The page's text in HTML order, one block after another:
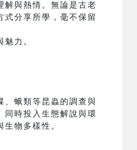
解與熱情。無論是古老
分享所學，毫不保留
力。
、蛾類等昆蟲的調查與
同時投入生態解說與環
物多樣性。